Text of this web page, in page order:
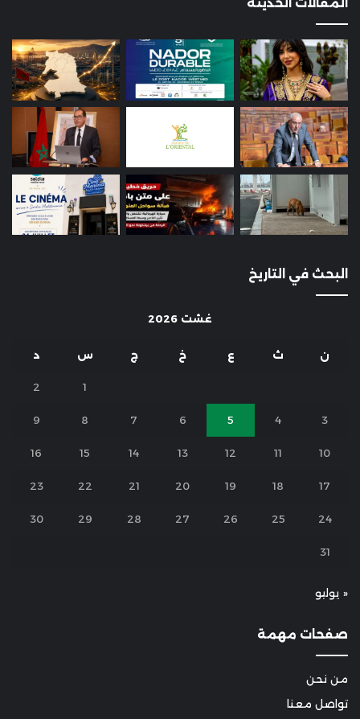
المقالات الحديثة
البحث في التاريخ
غشت 2026
ن ث ع خ ج س د
1
2
3
4
5
6
7
8
9
10
11
12
13
14
15
16
17
18
19
20
21
22
23
24
25
26
27
28
29
30
31
« يوليو
صفحات مهمة
من نحن
تواصل معنا